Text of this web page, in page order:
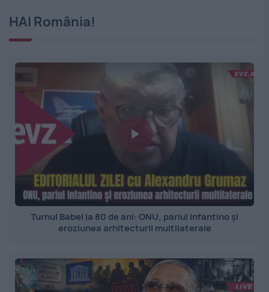
HAI România!
Turnul Babel la 80 de ani: ONU, pariul Infantino și
eroziunea arhitecturii multilaterale